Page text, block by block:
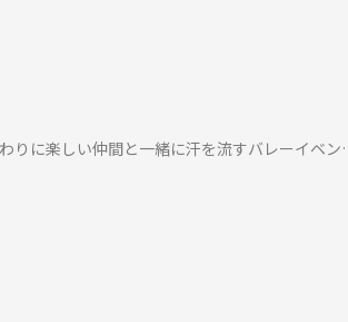
しい仲間と一緒に汗を流すバレーイベント🏐✨に参加